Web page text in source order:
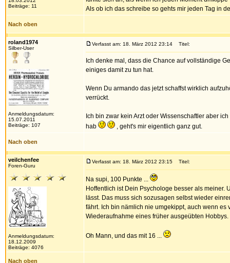
Beiträge: 11
Als ob ich das schreibe so gehts mir jeden Tag in
Nach oben
roland1974
Silber-User
Anmeldungsdatum:
15.07.2011
Beiträge: 107
Verfasst am: 18. März 2012 23:14 Titel:
Ich denke mal, dass die Chance auf vollständige
einiges damit zu tun hat.
Wenn Du armando das jetzt schaffst wirklich
verrückt.
Ich bin zwar kein Arzt oder Wissenschaftler aber
hab
, geht's mir eigentlich ganz gut.
Nach oben
veilchenfee
Foren-Guru
Anmeldungsdatum:
18.12.2009
Beiträge: 4076
Verfasst am: 18. März 2012 23:15 Titel:
Na supi, 100 Punkte ...
Hoffentlich ist Dein Psychologe besser als
lässt. Das muss sich sozusagen selbst wieder
fährt. Ich bin nämlich nie umgekippt, auch wenn
Wiederaufnahme eines früher ausgeübten
Oh Mann, und das mit 16 ...
Nach oben